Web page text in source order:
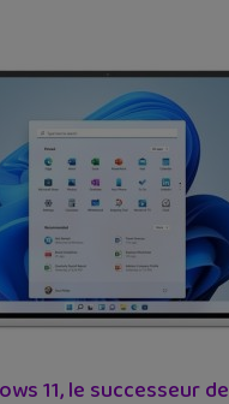
11, le successeur de